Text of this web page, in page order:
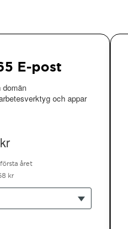
E-post
domän
och appar
kr
året
kr